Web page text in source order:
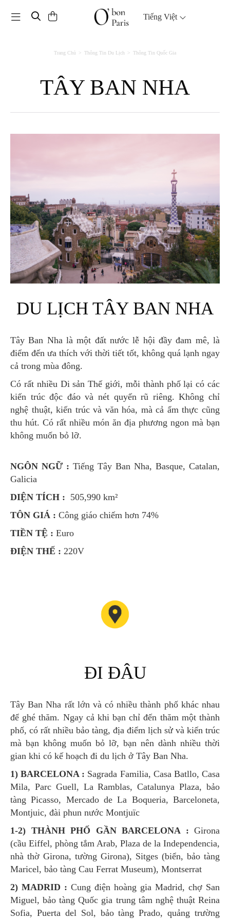
Toggle navigation Tiếng Việt
Trang Chủ Thông Tin Du Lịch Thông Tin Quốc Gia
TÂY BAN NHA
DU LỊCH TÂY BAN NHA
Tây Ban Nha là một đất nước lễ hội đầy đam mê, là
điểm đến ưa thích với thời tiết tốt, không quá lạnh ngay
cả trong mùa đông.
Có rất nhiều Di sản Thế giới, mỗi thành phố lại có các
kiến trúc độc đáo và nét quyến rũ riêng. Không chỉ
nghệ thuật, kiến trúc và văn hóa, mà cả ẩm thực cũng
thu hút. Có rất nhiều món ăn địa phương ngon mà bạn
không muốn bỏ lỡ.
NGÔN NGỮ : Tiếng Tây Ban Nha, Basque, Catalan,
Galicia
DIỆN TÍCH : 505,990 km²
TÔN GIÁ : Công giáo chiếm hơn 74%
TIỀN TỆ : Euro
ĐIỆN THẾ : 220V
ĐI ĐÂU
Tây Ban Nha rất lớn và có nhiều thành phố khác nhau
để ghé thăm. Ngay cả khi bạn chỉ đến thăm một thành
phố, có rất nhiều bảo tàng, địa điểm lịch sử và kiến trúc
mà bạn không muốn bỏ lỡ, bạn nên dành nhiều thời
gian khi có kế hoạch đi du lịch ở Tây Ban Nha.
1) BARCELONA : Sagrada Familia, Casa Batllo, Casa
Mila, Parc Guell, La Ramblas, Catalunya Plaza, bảo
tàng Picasso, Mercado de La Boqueria, Barceloneta,
Montjuic, đài phun nước Montjuïc
1-2) THÀNH PHỐ GẦN BARCELONA : Girona
(cầu Eiffel, phòng tắm Arab, Plaza de la Independencia,
nhà thờ Girona, tường Girona), Sitges (biển, bảo tàng
Maricel, bảo tàng Cau Ferrat Museum), Montserrat
2) MADRID : Cung điện hoàng gia Madrid, chợ San
Miguel, bảo tàng Quốc gia trung tâm nghệ thuật Reina
Sofia, Puerta del Sol, bảo tàng Prado, quảng trường